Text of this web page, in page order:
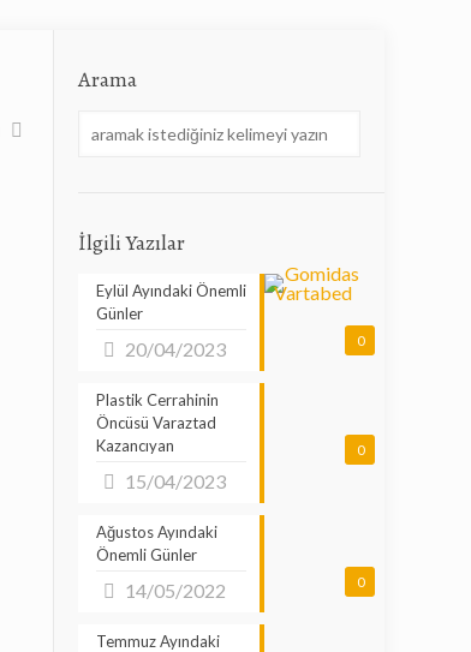
Arama
İlgili Yazılar
0
Eylül Ayındaki Önemli
Günler
20/04/2023
0
Plastik Cerrahinin
Öncüsü Varaztad
Kazancıyan
15/04/2023
0
Ağustos Ayındaki
Önemli Günler
14/05/2022
Temmuz Ayındaki